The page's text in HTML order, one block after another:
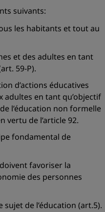
suivants:
les habitants et tout au
et des adultes en tant
59-P).
d’actions éducatives
adultes en tant qu’objectif
l’éducation non formelle
vertu de l’article 92.
fondamental de
favoriser la
des personnes
sujet de l’éducation (art.5).